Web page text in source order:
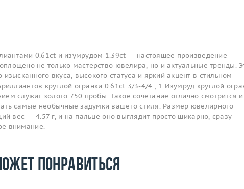
0.61ct и изумрудом 1.39ct — настоящее произведение
не только мастерство ювелира, но и актуальные тренды.
изысканного вкуса, высокого статуса и яркий акцент в стильном
круглой огранки 0.61ct 3/3-4/4 , 1 Изумруд круглой
служит золото 750 пробы. Такое сочетание отлично смотрится и
самые необычные задумки вашего стиля. Размер ювелирного
вес — 4.57 г, и на пальце оно выглядит просто шикарно, сразу
внимание.
понравиться